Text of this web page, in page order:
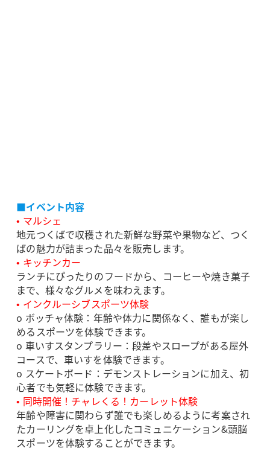
■イベント内容
• マルシェ
地元つくばで収穫された新鮮な野菜や果物など、つく
ばの魅力が詰まった品々を販売します。
• キッチンカー
ランチにぴったりのフードから、コーヒーや焼き菓子
まで、様々なグルメを味わえます。
• インクルーシブスポーツ体験
o ボッチャ体験：年齢や体力に関係なく、誰もが楽し
めるスポーツを体験できます。
o 車いすスタンプラリー：段差やスロープがある屋外
コースで、車いすを体験できます。
o スケートボード：デモンストレーションに加え、初
心者でも気軽に体験できます。
• 同時開催！チャレくる！カーレット体験
年齢や障害に関わらず誰でも楽しめるように考案され
たカーリングを卓上化したコミュニケーション&頭脳
スポーツを体験することができます。